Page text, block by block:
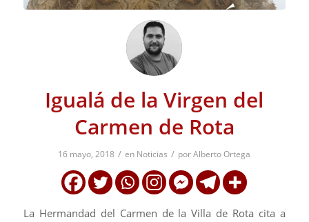
Igualá de la Virgen del
Carmen de Rota
16 mayo, 2018 / en Noticias / porAlberto Ortega
La Hermandad del Carmen de la Villa de Rota cita a